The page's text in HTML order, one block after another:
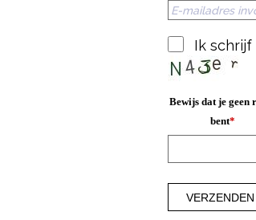
Ik
Bewijs dat je geen
bent*